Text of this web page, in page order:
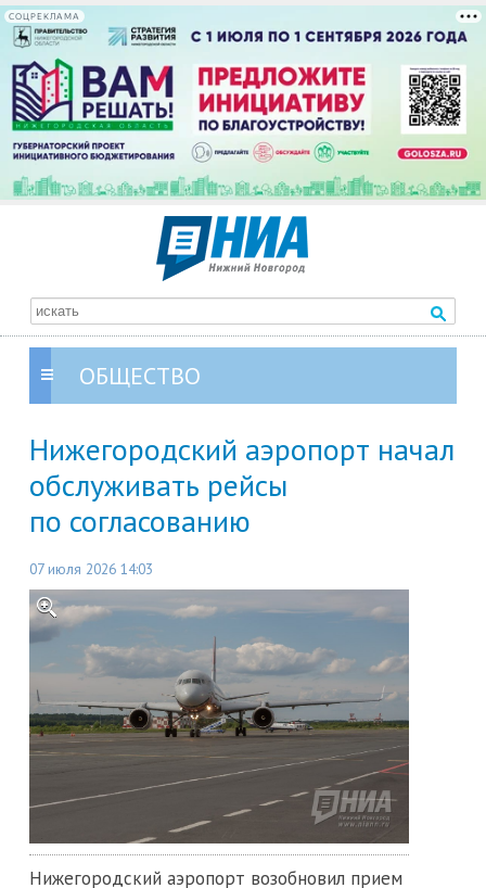
СОЦРЕКЛАМА
ОБЩЕСТВО
Нижегородский аэропорт начал
обслуживать рейсы
по согласованию
07 июля 2026 14:03
Нижегородский аэропорт возобновил прием